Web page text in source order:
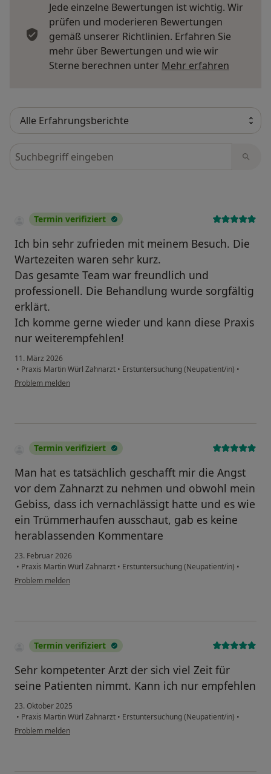
Jede einzelne Bewertungen ist wichtig. Wir
prüfen und moderieren Bewertungen
gemäß unserer Richtlinien. Erfahren Sie
mehr über Bewertungen und wie wir
Sterne berechnen unter Mehr erfahren
Bewertungen durchsuchen
Termin verifiziert
Ich bin sehr zufrieden mit meinem Besuch. Die
Wartezeiten waren sehr kurz.
Das gesamte Team war freundlich und
professionell. Die Behandlung wurde sorgfältig
erklärt.
Ich komme gerne wieder und kann diese Praxis
nur weiterempfehlen!
11. März 2026
• Praxis Martin Würl Zahnarzt • Erstuntersuchung (Neupatient/in) •
Problem melden
Termin verifiziert
Man hat es tatsächlich geschafft mir die Angst
vor dem Zahnarzt zu nehmen und obwohl mein
Gebiss, dass ich vernachlässigt hatte und es wie
ein Trümmerhaufen ausschaut, gab es keine
herablassenden Kommentare
23. Februar 2026
• Praxis Martin Würl Zahnarzt • Erstuntersuchung (Neupatient/in) •
Problem melden
Termin verifiziert
Sehr kompetenter Arzt der sich viel Zeit für
seine Patienten nimmt. Kann ich nur empfehlen
23. Oktober 2025
• Praxis Martin Würl Zahnarzt • Erstuntersuchung (Neupatient/in) •
Problem melden